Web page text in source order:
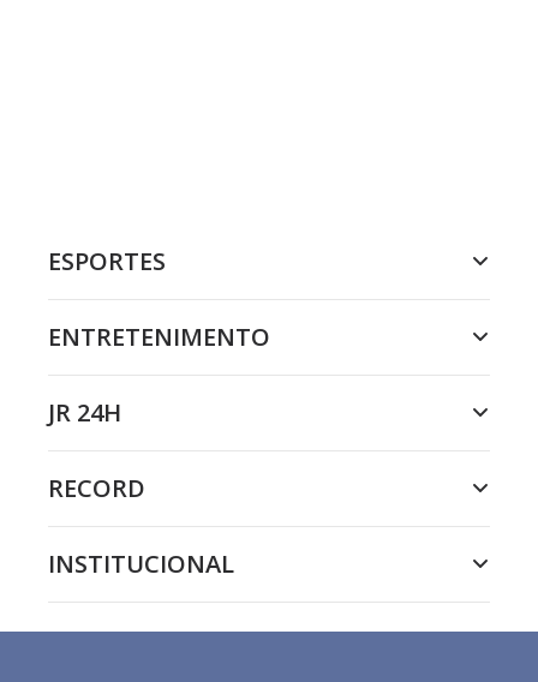
ESPORTES
ENTRETENIMENTO
JR 24H
RECORD
INSTITUCIONAL